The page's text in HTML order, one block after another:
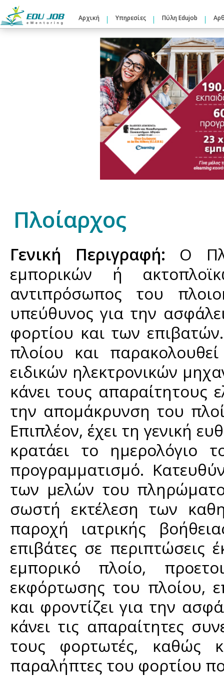
Αρχική Υπηρεσίες Πύλη Edujob
Πλοίαρχος
Γενική Περιγραφή: Ο
εμπορικών ή
αντιπρόσωπος του
υπεύθυνος για την
φορτίου και των
πλοίου και
ειδικών ηλεκτρονικών
κάνει τους απαραίτητους
την απομάκρυνση του
Επιπλέον, έχει τη γενική
κρατάει το ημερολόγιο
προγραμματισμό.
των μελών του
σωστή εκτέλεση των
παροχή ιατρικής
επιβάτες σε περιπτώσεις
εμπορικό πλοίο,
εκφόρτωσης του πλοίου,
και φροντίζει για την
κάνει τις απαραίτητες
τους φορτωτές, καθώς
παραλήπτες του φορτίου